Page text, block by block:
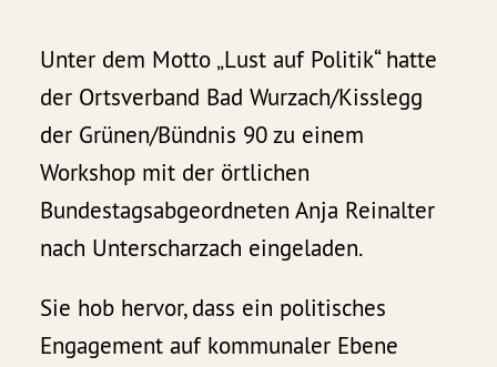
Unter dem Motto „Lust auf Politik“ hatte
der Ortsverband Bad Wurzach/Kisslegg
der Grünen/Bündnis 90 zu einem
Workshop mit der örtlichen
Bundestagsabgeordneten Anja Reinalter
nach Unterscharzach eingeladen.
Sie hob hervor, dass ein politisches
Engagement auf kommunaler Ebene